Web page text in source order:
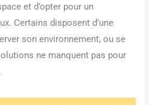
et d’opter pour un
Certains disposent d’une
son environnement, ou se
ne manquent pas pour